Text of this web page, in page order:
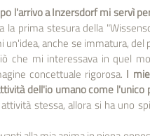
l'arrivo a Inzersdorf mi servì
prima stesura della
anche se immatura,
che mi interessava in quel
concettuale rigorosa. I
dell'io umano come
stessa, allora si ha uno